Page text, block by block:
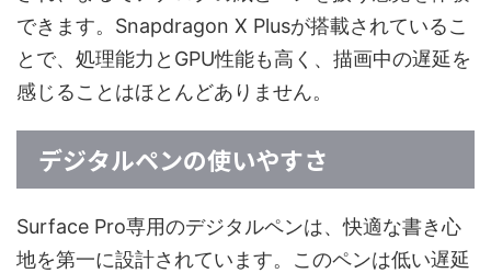
できます。Snapdragon X Plusが搭載されているこ
とで、処理能力とGPU性能も高く、描画中の遅延を
感じることはほとんどありません。
デジタルペンの使いやすさ
Surface Pro専用のデジタルペンは、快適な書き心
地を第一に設計されています。このペンは低い遅延